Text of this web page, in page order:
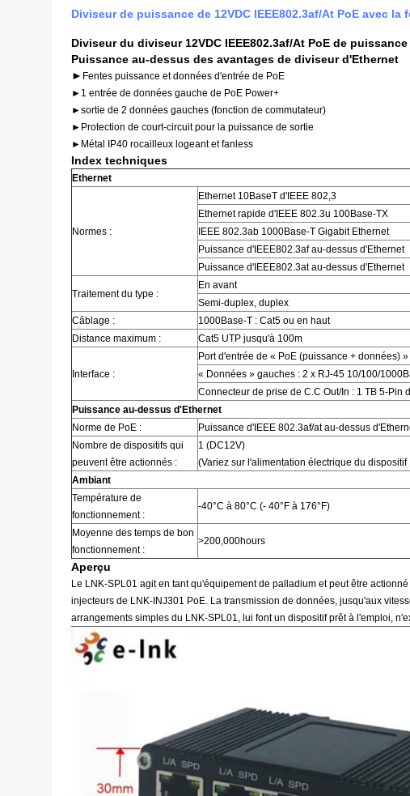
Diviseur de puissance de 12VDC IEEE802.3af/At PoE avec
Diviseur du diviseur 12VDC IEEE802.3af/At PoE de
Puissance au-dessus des avantages de diviseur d'Ethernet
► Fentes puissance et données d'entrée de PoE
►1 entrée de données gauche de PoE Power+
►sortie de 2 données gauches (fonction de commutateur)
►Protection de court-circuit pour la puissance de sortie
►Métal IP40 rocailleux logeant et fanless
Index techniques
Ethernet
Normes :
Ethernet 10BaseT d'IEEE 802,3
Ethernet rapide d'IEEE 802.3u 100Base-TX
IEEE 802.3ab 1000Base-T Gigabit Ethernet
Puissance d'IEEE802.3af au-dessus d'Ethernet
Puissance d'IEEE802.3at au-dessus d'Ethernet
Traitement du type :
En avant
Semi-duplex, duplex
Câblage :
1000Base-T : Cat5 ou en haut
Distance maximum :
Cat5 UTP jusqu'à 100m
Interface :
Port d'entrée de « PoE (puissance + données)
« Données » gauches : 2 x RJ-45 10/100/
Connecteur de prise de C.C Out/In : 1 TB 5-Pin
Puissance au-dessus d'Ethernet
Norme de PoE :
Puissance d'IEEE 802.3af/at au-dessus
Nombre de dispositifs qui
peuvent être actionnés :
1 (DC12V)
(Variez sur l'alimentation électrique du
Ambiant
Température de
fonctionnement :
-40°C à 80°C (- 40°F à 176°F)
Moyenne des temps de bon
fonctionnement :
>200,000hours
Aperçu
Le LNK-SPL01 agit en tant qu'équipement de palladium et peut être
injecteurs de LNK-INJ301 PoE. La transmission de données, jusqu'aux
arrangements simples du LNK-SPL01, lui font un dispositif prêt à l'emploi,